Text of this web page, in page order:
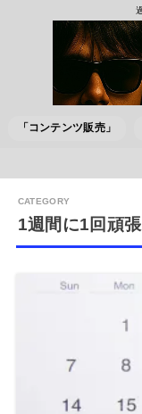
「コンテンツ販売」
1週間に1回頑